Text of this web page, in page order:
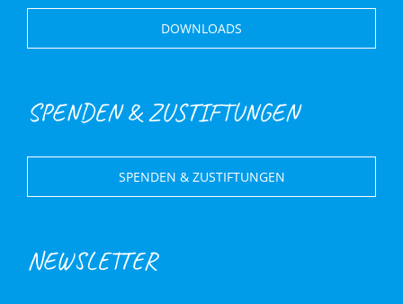
DOWNLOADS
SPENDEN & ZUSTIFTUNGEN
SPENDEN & ZUSTIFTUNGEN
NEWSLETTER